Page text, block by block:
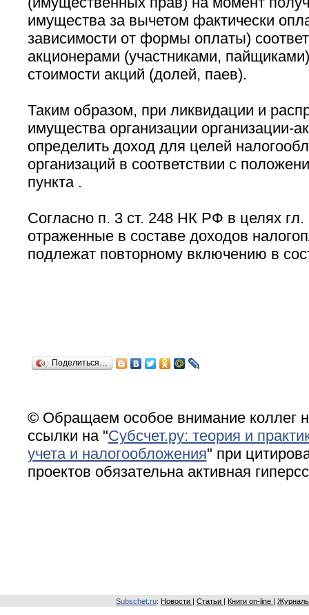
имущества за вычетом фактически
зависимости от формы оплаты)
акционерами (участниками,
стоимости акций (долей, паев).
Таким образом, при ликвидации и
имущества организации организации-
определить доход для целей
организаций в соответствии с
пункта .
Согласно п. 3 ст. 248 НК РФ в целях
отраженные в составе доходов
подлежат повторному включению в
Поделиться…
© Обращаем особое внимание коллег
ссылки на "Субсчет.ру: теория и
учета и налогообложения" при
проектов обязательна активная
Subschet.ru: Новости Статьи Книги on-line